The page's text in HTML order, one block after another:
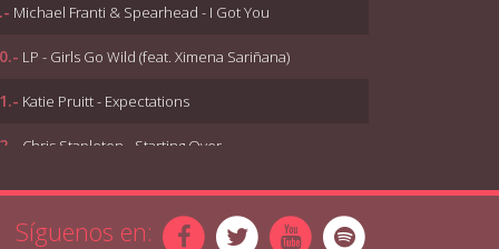
Michael Franti & Spearhead - I Got You
LP - Girls Go Wild (feat. Ximena Sariñana)
Katie Pruitt - Expectations
Chris Stapleton - Starting Over
Josh Ritter - Be of Good Heart
14.-Robert Plant - Too Much Alike (with Patty Griffin)
Síguenos en: